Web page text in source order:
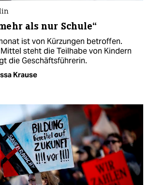
als nur Schule“
ist von Kürzungen betroffen.
steht die Teilhabe von Kindern
die Geschäftsführerin.
Krause